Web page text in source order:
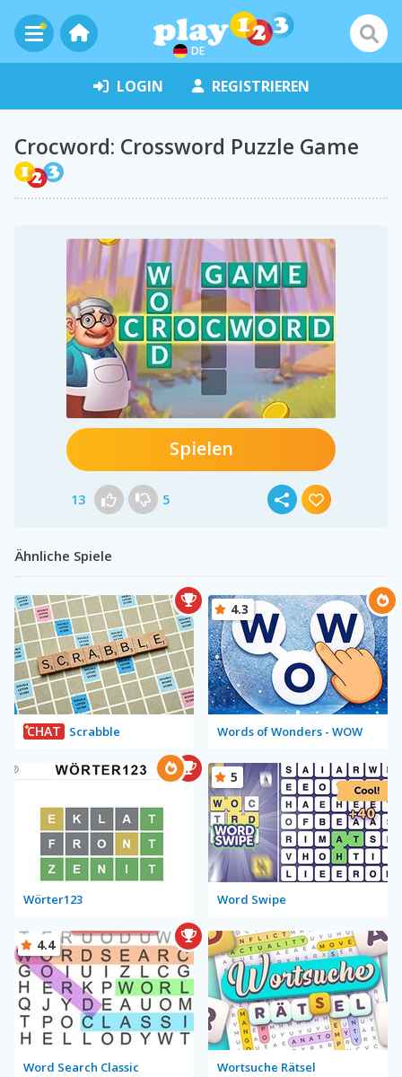
DE
LOGIN REGISTRIEREN
Crocword: Crossword Puzzle Game
Spielen
13 5
Ähnliche Spiele
CHAT Scrabble Words of Wonders - WOW
4.3
Wörter123 Word Swipe
5
Word Search Classic
4.4
Wortsuche Rätsel